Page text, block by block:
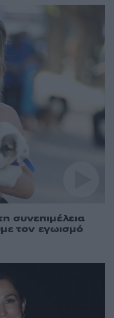
συνεπιμέλεια
τον εγωισμό